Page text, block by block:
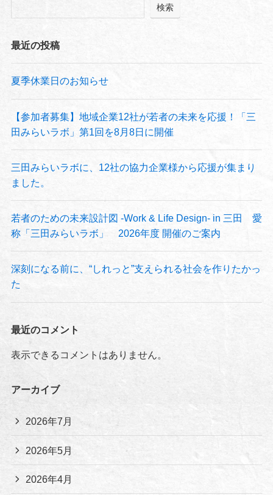
検索
最近の投稿
夏季休業日のお知らせ
【参加者募集】地域企業12社が若者の未来を応援！「三
田みらいラボ」第1回を8月8日に開催
三田みらいラボに、12社の協力企業様から応援が集まり
ました。
若者のための未来設計図 -Work & Life Design- in 三田 愛
称「三田みらいラボ」 2026年度 開催のご案内
深刻になる前に、“しれっと”支えられる社会を作りたかっ
た
最近のコメント
表示できるコメントはありません。
アーカイブ
2026年7月
2026年5月
2026年4月